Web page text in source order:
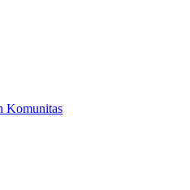
Komunitas